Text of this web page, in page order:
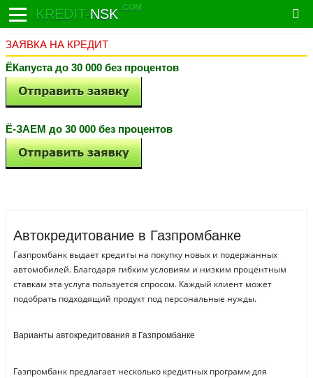
KREDIT-NSK .COM
ЗАЯВКА НА КРЕДИТ
ЁКапуста до 30 000 без процентов
Ё-ЗАЕМ до 30 000 без процентов
Автокредитование в Газпромбанке
Газпромбанк выдает кредиты на покупку новых и подержанных
автомобилей. Благодаря гибким условиям и низким процентным
ставкам эта услуга пользуется спросом. Каждый клиент может
подобрать подходящий продукт под персональные нужды.
Варианты автокредитования в Газпромбанке
Газпромбанк предлагает несколько кредитных программ для